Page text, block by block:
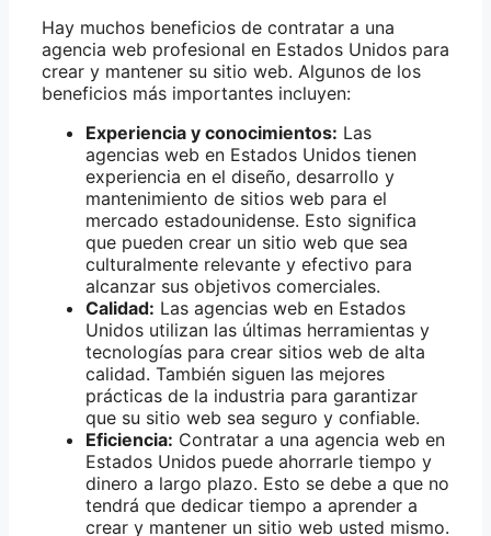
Hay muchos beneficios de contratar a una
agencia web profesional en Estados Unidos para
crear y mantener su sitio web. Algunos de los
beneficios más importantes incluyen:
Experiencia y conocimientos: Las
agencias web en Estados Unidos tienen
experiencia en el diseño, desarrollo y
mantenimiento de sitios web para el
mercado estadounidense. Esto significa
que pueden crear un sitio web que sea
culturalmente relevante y efectivo para
alcanzar sus objetivos comerciales.
Calidad: Las agencias web en Estados
Unidos utilizan las últimas herramientas y
tecnologías para crear sitios web de alta
calidad. También siguen las mejores
prácticas de la industria para garantizar
que su sitio web sea seguro y confiable.
Eficiencia: Contratar a una agencia web en
Estados Unidos puede ahorrarle tiempo y
dinero a largo plazo. Esto se debe a que no
tendrá que dedicar tiempo a aprender a
crear y mantener un sitio web usted mismo.